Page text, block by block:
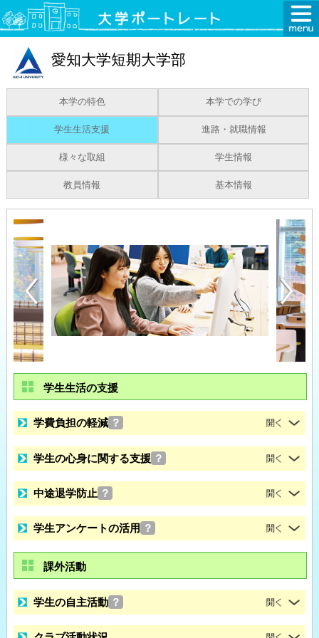
愛知大学短期大学部
本学の特色 本学での学び
学生生活支援 進路・就職情報
様々な取組 学生情報
教員情報 基本情報
学生生活の支援
学費負担の軽減 ？
学生の心身に関する支援 ？
中途退学防止 ？
学生アンケートの活用 ？
課外活動
学生の自主活動 ？